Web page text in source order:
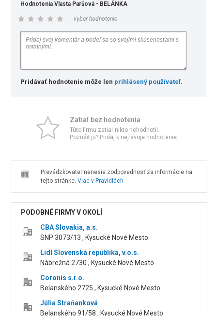
Hodnotenia Vlasta Paršová - BELÁNKA
vyber hodnotenie
Pridávať hodnotenie môže len prihlásený používateľ.
Zatiaľ bez hodnotenia
Túto firmu zatiaľ nikto nehodnotil.
Poznáš ju? Pridaj k nej svoje hodnotenie.
Prevádzkovateľ nenesie zodpovednosť za informácie na
tejto stránke. Viac v Pravidlách
PODOBNÉ FIRMY V OKOLÍ
CBA Slovakia, a.s.
SNP 3073/13 , Kysucké Nové Mesto
Lidl Slovenská republika, v.o.s.
Nábrežná 2730 , Kysucké Nové Mesto
Coronis s.r.o.
Belanského 2725 , Kysucké Nové Mesto
Júlia Straňanková
Belanského 91/58 , Kysucké Nové Mesto